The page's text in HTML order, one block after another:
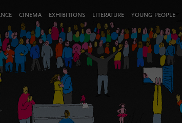
CINEMA EXHIBITIONS LITERATURE YOUNG PEOPLE